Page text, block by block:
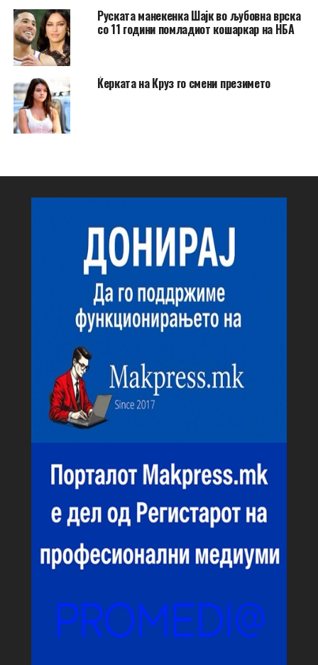
Руската манекенка Шајк во љубовна врска
со 11 години помладиот кошаркар на НБА
Ќерката на Круз го смени презимето